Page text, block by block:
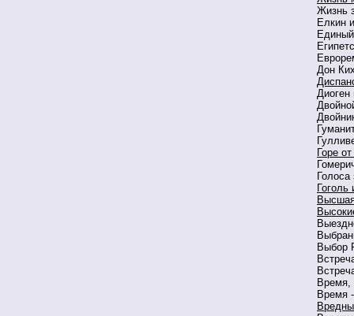
Жизнь
Елкин
Дон
Диоген
Горе
Гоголь
Выбор
Время,
Время